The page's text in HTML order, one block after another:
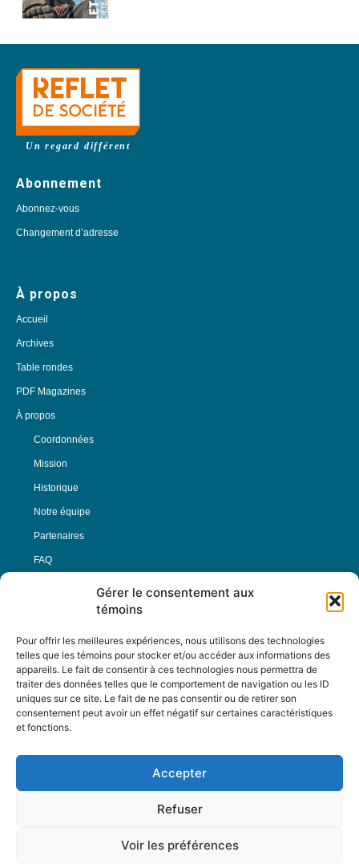
Gérer le consentement aux
témoins
Pour offrir les meilleures expériences, nous utilisons des technologies
telles que les témoins pour stocker et/ou accéder aux informations des
appareils. Le fait de consentir à ces technologies nous permettra de
traiter des données telles que le comportement de navigation ou les ID
uniques sur ce site. Le fait de ne pas consentir ou de retirer son
consentement peut avoir un effet négatif sur certaines caractéristiques
et fonctions.
Accepter
Refuser
Voir les préférences
Un regard différent
Abonnement
Abonnez-vous
Changement d’adresse
À propos
Accueil
Archives
Table rondes
PDF Magazines
À propos
Coordonnées
Mission
Historique
Notre équipe
Partenaires
FAQ
Nous Suivre
Contactez-nous :
12-3894 rue Sainte-Catherine Est,